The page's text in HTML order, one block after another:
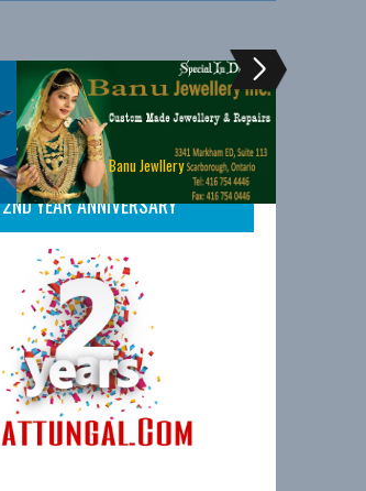
Banu Jewllery
2ND YEAR ANNIVERSARY